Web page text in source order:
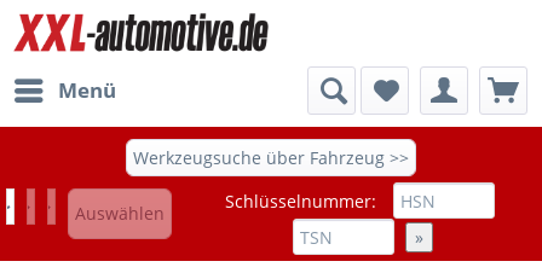
Menü
Werkzeugsuche über Fahrzeug >>
Auswählen
Schlüsselnummer:
»